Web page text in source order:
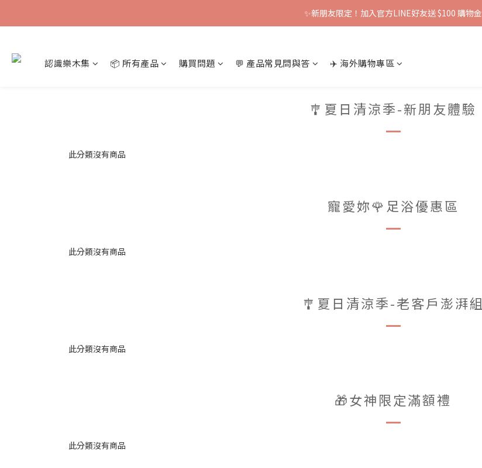
✨新朋友限定！加入官方LINE好友送 $100 購物金
認識樂木集 📦 所有產品 購買問題 💬 產品常見問與答 ✈️ 海外購物專區
🎐夏日清涼季-新朋友體驗
此分類沒有商品
寵愛妳🌹足浴優惠區
此分類沒有商品
🎐夏日清涼季-老客戶澎湃組
此分類沒有商品
🎁女神限定滿額禮
此分類沒有商品